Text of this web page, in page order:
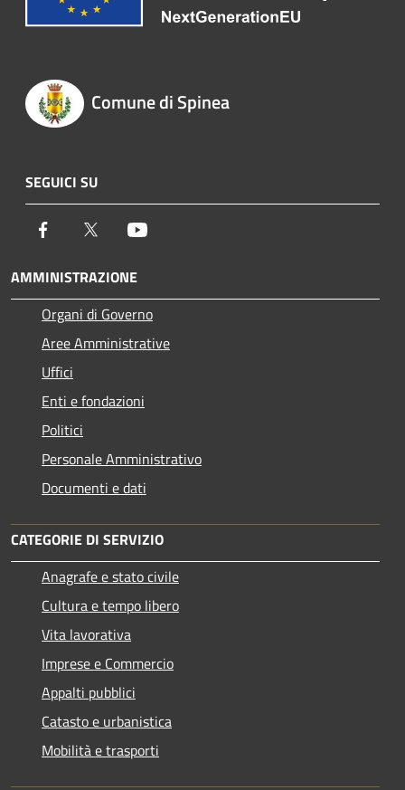
Comune di Spinea
SEGUICI SU
Facebook Twitter
AMMINISTRAZIONE
Organi di Governo
Aree Amministrative
Uffici
Enti e fondazioni
Politici
Personale Amministrativo
Documenti e dati
CATEGORIE DI SERVIZIO
Anagrafe e stato civile
Cultura e tempo libero
Vita lavorativa
Imprese e Commercio
Appalti pubblici
Catasto e urbanistica
Mobilità e trasporti